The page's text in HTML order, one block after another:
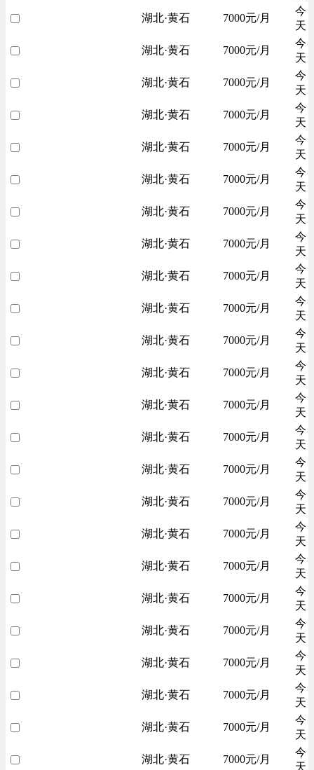
湖北·黄石 7000元/月
今
天
湖北·黄石 7000元/月
今
天
湖北·黄石 7000元/月
今
天
湖北·黄石 7000元/月
今
天
湖北·黄石 7000元/月
今
天
湖北·黄石 7000元/月
今
天
湖北·黄石 7000元/月
今
天
湖北·黄石 7000元/月
今
天
湖北·黄石 7000元/月
今
天
湖北·黄石 7000元/月
今
天
湖北·黄石 7000元/月
今
天
湖北·黄石 7000元/月
今
天
湖北·黄石 7000元/月
今
天
湖北·黄石 7000元/月
今
天
湖北·黄石 7000元/月
今
天
湖北·黄石 7000元/月
今
天
湖北·黄石 7000元/月
今
天
湖北·黄石 7000元/月
今
天
湖北·黄石 7000元/月
今
天
湖北·黄石 7000元/月
今
天
湖北·黄石 7000元/月
今
天
湖北·黄石 7000元/月
今
天
湖北·黄石 7000元/月
今
天
湖北·黄石 7000元/月
今
天